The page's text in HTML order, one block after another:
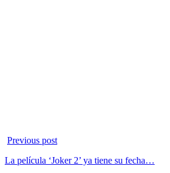
Previous post
La película ‘Joker 2’ ya tiene su fecha…